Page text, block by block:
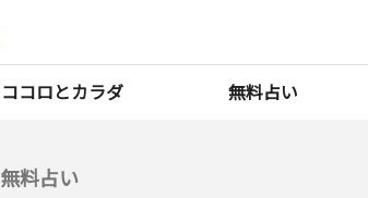
ココロとカラダ 無料占い
無料占い